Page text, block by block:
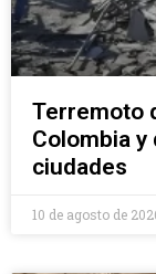
Terremoto
Colombia y
ciudades
10 de agosto de